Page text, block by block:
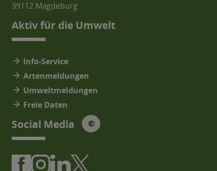
39112 Magdeburg
Aktiv für die Umwelt
arrow_forward Info-Service
arrow_forward Artenmeldungen
arrow_forward Umweltmeldungen
arrow_forward Freie Daten
Social Media © © Social Media Icons: jam-